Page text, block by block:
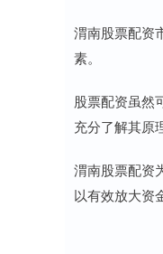
渭南股票配资
素。
股票配资虽然
充分了解其原
渭南股票配资
以有效放大资